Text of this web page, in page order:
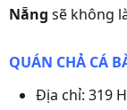
Nẵng sẽ không
QUÁN CHẢ CÁ
Địa chỉ: 319